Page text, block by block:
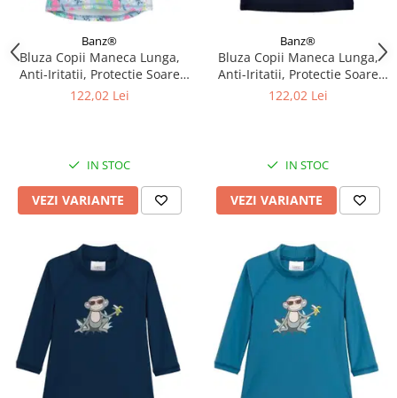
Banz®
Bluza Copii Maneca Lunga,
Anti-Iritatii, Protectie Soare
UPF50+, Sea Horse, Diverse
122,02 Lei
IN STOC
VEZI VARIANTE
Banz®
Bluza Copii Maneca Lunga,
Anti-Iritatii, Protectie Soare
UPF50+, Turttle, Diverse
122,02 Lei
IN STOC
VEZI VARIANTE